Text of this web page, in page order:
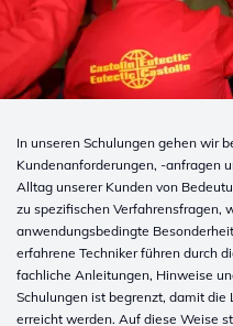
In unseren Schulungen gehen wir
Kundenanforderungen, -anfragen
Alltag unserer Kunden von
zu spezifischen Verfahrensfragen,
anwendungsbedingte
erfahrene Techniker führen durch
fachliche Anleitungen, Hinweise
Schulungen ist begrenzt, damit
erreicht werden. Auf diese Weise